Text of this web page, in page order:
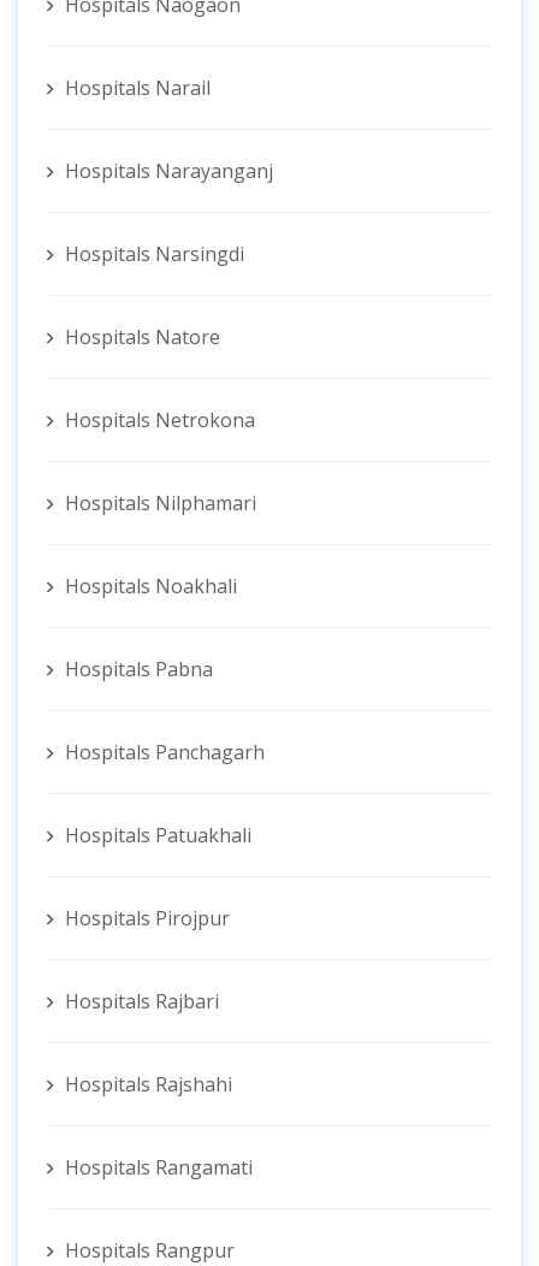
Hospitals Narail
Hospitals Narayanganj
Hospitals Narsingdi
Hospitals Natore
Hospitals Netrokona
Hospitals Nilphamari
Hospitals Noakhali
Hospitals Pabna
Hospitals Panchagarh
Hospitals Patuakhali
Hospitals Pirojpur
Hospitals Rajbari
Hospitals Rajshahi
Hospitals Rangamati
Hospitals Rangpur